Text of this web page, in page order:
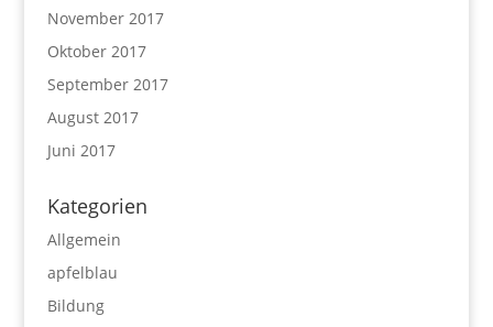
November 2017
Oktober 2017
September 2017
August 2017
Juni 2017
Kategorien
Allgemein
apfelblau
Bildung